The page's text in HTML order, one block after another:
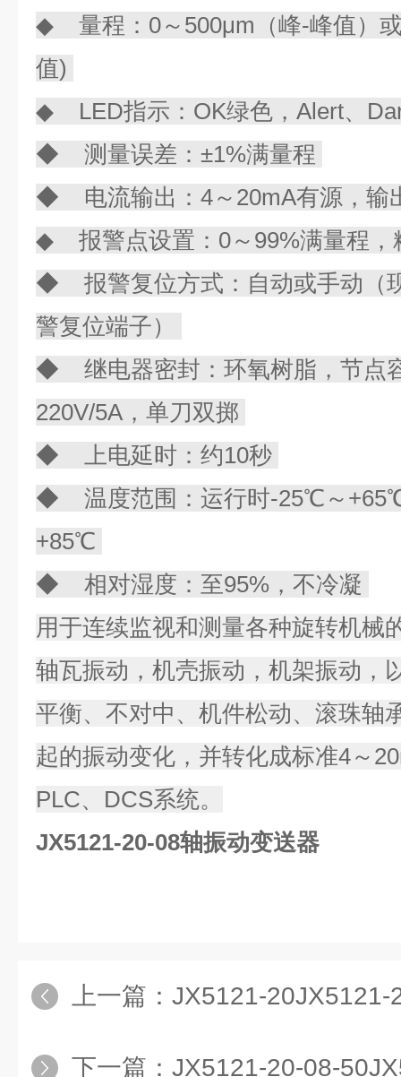
◆ 量程：0～500μm（峰-峰值）
值)
◆ LED指示：OK绿色，Alert、
◆ 测量误差：±1%满量程
◆ 电流输出：4～20mA有源，输
◆ 报警点设置：0～99%满量程，
◆ 报警复位方式：自动或手动（
警复位端子）
◆ 继电器密封：环氧树脂，节点
220V/5A，单刀双掷
◆ 上电延时：约10秒
◆ 温度范围：运行时-25℃～
+85℃
◆ 相对湿度：至95%，不冷凝
用于连续监视和测量各种旋转机械
轴瓦振动，机壳振动，机架振动，
平衡、不对中、机件松动、滚珠轴
起的振动变化，并转化成标准4～
PLC、DCS系统。
JX5121-20-08轴振动变送器
上一篇： JX5121-20JX5121-
下一篇： JX5121-20-08-